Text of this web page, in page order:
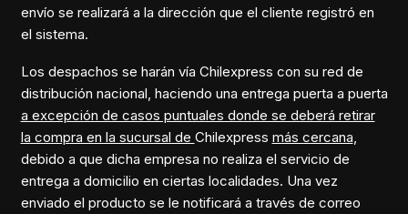
envío se realizará a la dirección que el cliente registró en
el sistema.
Los despachos se harán vía Chilexpress con su red de
distribución nacional, haciendo una entrega puerta a puerta
a excepción de casos puntuales donde se deberá retirar
la compra en la sucursal de Chilexpress más cercana
debido a que dicha empresa no realiza el servicio de
entrega a domicilio en ciertas localidades. Una vez
enviado el producto se le notificará a través de correo